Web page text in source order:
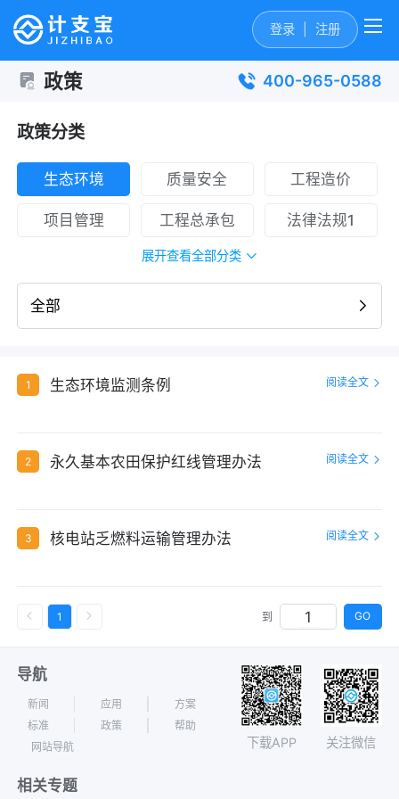
登录 注册
政策 400-965-0588
政策分类
生态环境 质量安全 工程造价
项目管理 工程总承包 法律法规1
展开查看全部分类
全部
1 生态环境监测条例 阅读全文
2 永久基本农田保护红线管理办法 阅读全文
3 核电站乏燃料运输管理办法 阅读全文
1 到 GO
导航
新闻 应用
方案
标准
政策
帮助
网站导航
下载APP 关注微信
相关专题